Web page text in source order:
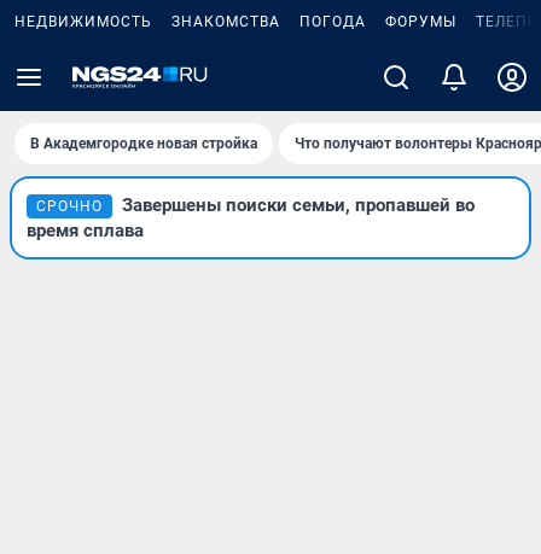
НЕДВИЖИМОСТЬ ЗНАКОМСТВА ПОГОДА ФОРУМЫ
В Академгородке новая стройка Что получают волонтеры
СРОЧНО
Завершены поиски семьи, пропавшей во
время сплава